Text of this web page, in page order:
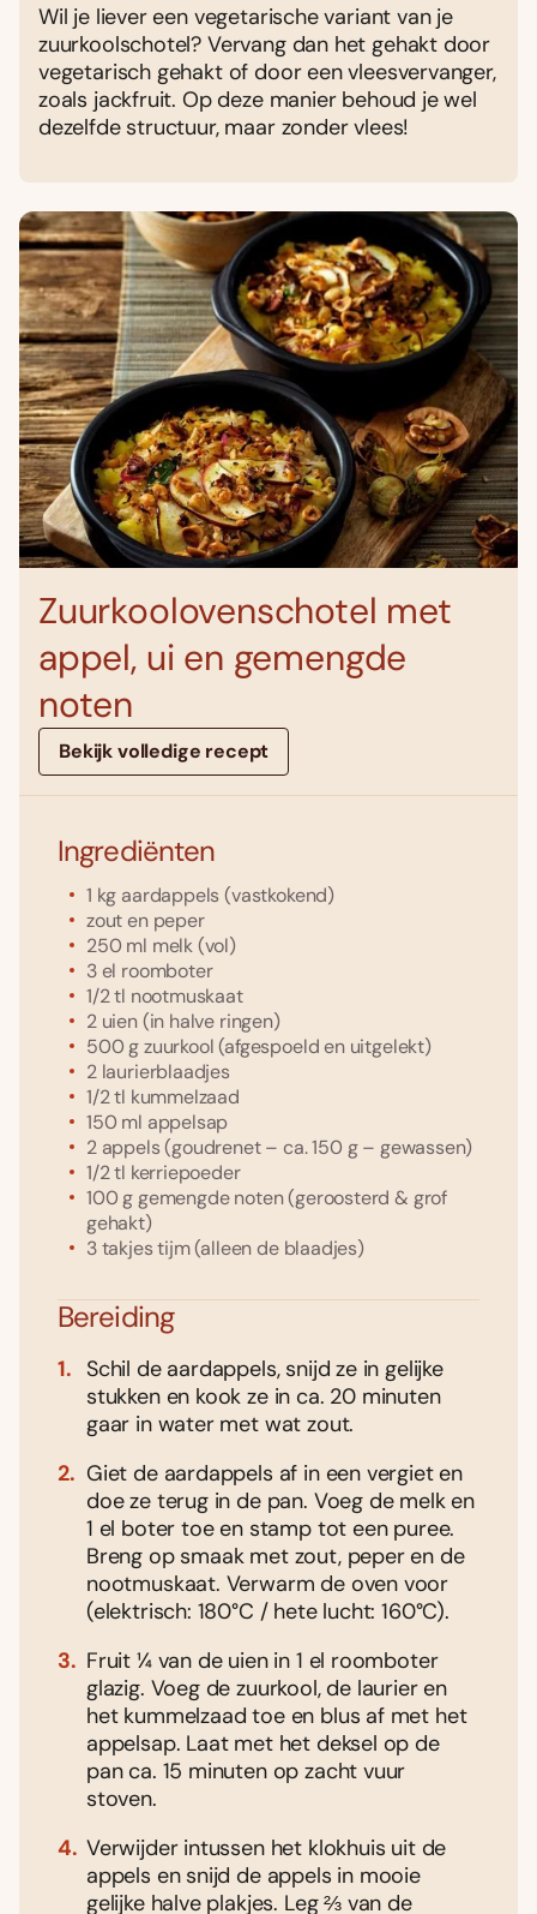
Wil je liever een vegetarische variant van je
zuurkoolschotel? Vervang dan het gehakt door
vegetarisch gehakt of door een vleesvervanger,
zoals jackfruit. Op deze manier behoud je wel
dezelfde structuur, maar zonder vlees!
Zuurkoolovenschotel met
appel, ui en gemengde
noten
Bekijk volledige recept
Ingrediënten
1 kg aardappels(vastkokend)
zout en peper
250 ml melk(vol)
3el roomboter
1/2tl nootmuskaat
2 uien(in halve ringen)
500gzuurkool(afgespoeld en uitgelekt)
2 laurierblaadjes
1/2tl kummelzaad
150 ml appelsap
2 appels(goudrenet – ca. 150 g – gewassen)
1/2tl kerriepoeder
100ggemengde noten(geroosterd & grof
gehakt)
3takjestijm(alleen de blaadjes)
Bereiding
Schil de aardappels, snijd ze in gelijke
stukken en kook ze in ca. 20 minuten
gaar in water met wat zout.
Giet de aardappels af in een vergiet en
doe ze terug in de pan. Voeg de melk en
1 el boter toe en stamp tot een puree.
Breng op smaak met zout, peper en de
nootmuskaat. Verwarm de oven voor
(elektrisch: 180°C / hete lucht: 160°C).
Fruit ¼ van de uien in 1 el roomboter
glazig. Voeg de zuurkool, de laurier en
het kummelzaad toe en blus af met het
appelsap. Laat met het deksel op de
pan ca. 15 minuten op zacht vuur
stoven.
Verwijder intussen het klokhuis uit de
appels en snijd de appels in mooie
gelijke halve plakjes. Leg ⅔ van de